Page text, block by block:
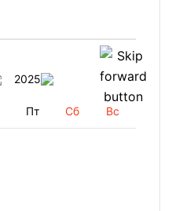
2025
Пт Сб Вс